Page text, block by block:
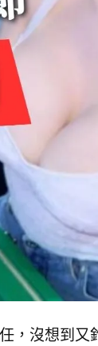
沒想到又